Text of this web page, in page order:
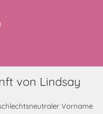
von Lindsay
Vorname